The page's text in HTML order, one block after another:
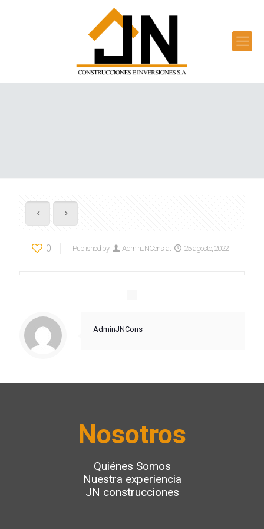
0 Published by AdminJNCons at 25 agosto, 2022
AdminJNCons
Nosotros
Quiénes Somos
Nuestra experiencia
JN construcciones